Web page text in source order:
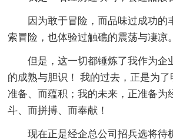
因为敢于冒险，而品味过成功的
索冒险，也体验过触礁的震荡与凄凉。
但是，这一切都锤炼了我作为企
的成熟与胆识！ 我的过去，正是为
准备、而蕴积；我的未来，正准备为
斗、而拼搏、而奉献！
现在正是经企总公司招兵选将待